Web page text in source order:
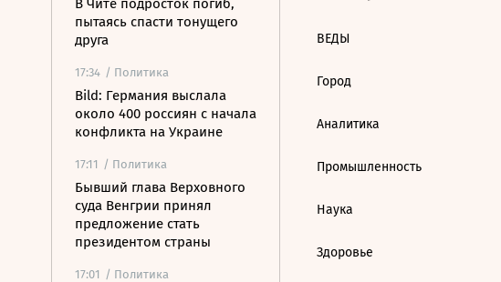
В Чите подросток погиб,
пытаясь спасти тонущего
друга
17:34 / Политика
Bild: Германия выслала
около 400 россиян с начала
конфликта на Украине
17:11 / Политика
Бывший глава Верховного
суда Венгрии принял
предложение стать
президентом страны
17:01 / Политика
ВЕДЫ
Город
Аналитика
Промышленность
Наука
Здоровье